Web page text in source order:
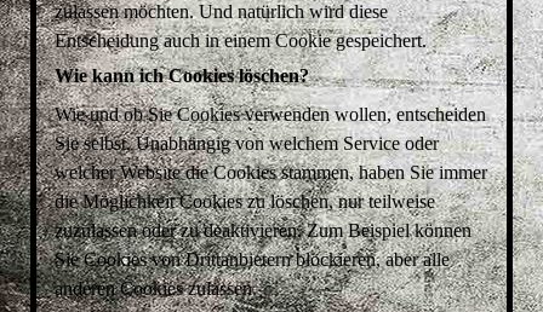
zulassen möchten. Und natürlich wird diese
Entscheidung auch in einem Cookie gespeichert.
Wie kann ich Cookies löschen?
Wie und ob Sie Cookies verwenden wollen, entscheiden
Sie selbst. Unabhängig von welchem Service oder
welcher Website die Cookies stammen, haben Sie immer
die Möglichkeit Cookies zu löschen, nur teilweise
zuzulassen oder zu deaktivieren. Zum Beispiel können
Sie Cookies von Drittanbietern blockieren, aber alle
anderen Cookies zulassen.